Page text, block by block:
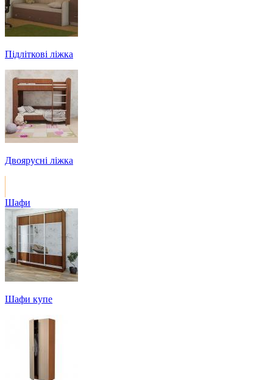
Підліткові ліжка
Двоярусні ліжка
Шафи
Шафи купе